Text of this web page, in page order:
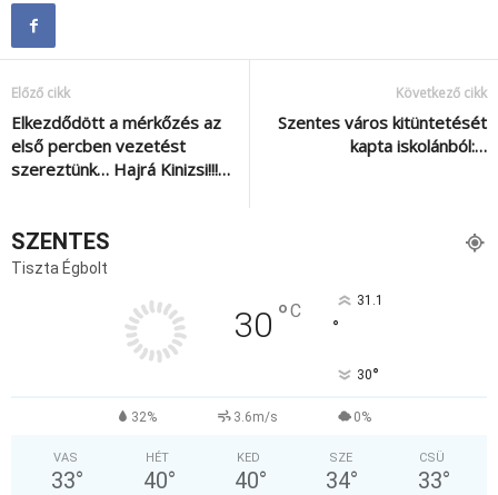
Előző cikk
Elkezdődött a mérkőzés az
első percben vezetést
szereztünk… Hajrá Kinizsi!!!…
Következő cikk
Szentes város kitüntetését
kapta iskolánból:…
SZENTES
Tiszta Égbolt
30 °C 31.1
°
30°
32% 3.6m/s 0%
VAS
33°
HÉT
40°
KED
40°
SZE
34°
CSÜ
33°